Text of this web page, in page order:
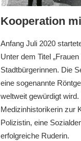
Kooperation
Anfang Juli 2020
Unter dem Titel
Stadtbürgerinnen. Die
eine sogenannte
weltweit gewürdigt
Medizinhistorikerin zur
Polizistin, eine
erfolgreiche Ruderin.